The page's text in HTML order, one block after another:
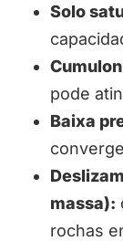
Solo
pode
Baixa
massa):
rochas